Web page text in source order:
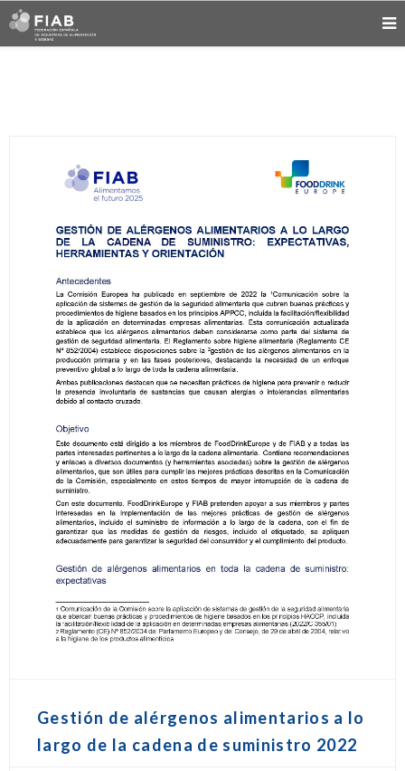
Gestión de alérgenos alimentarios a lo
largo de la cadena de suministro 2022